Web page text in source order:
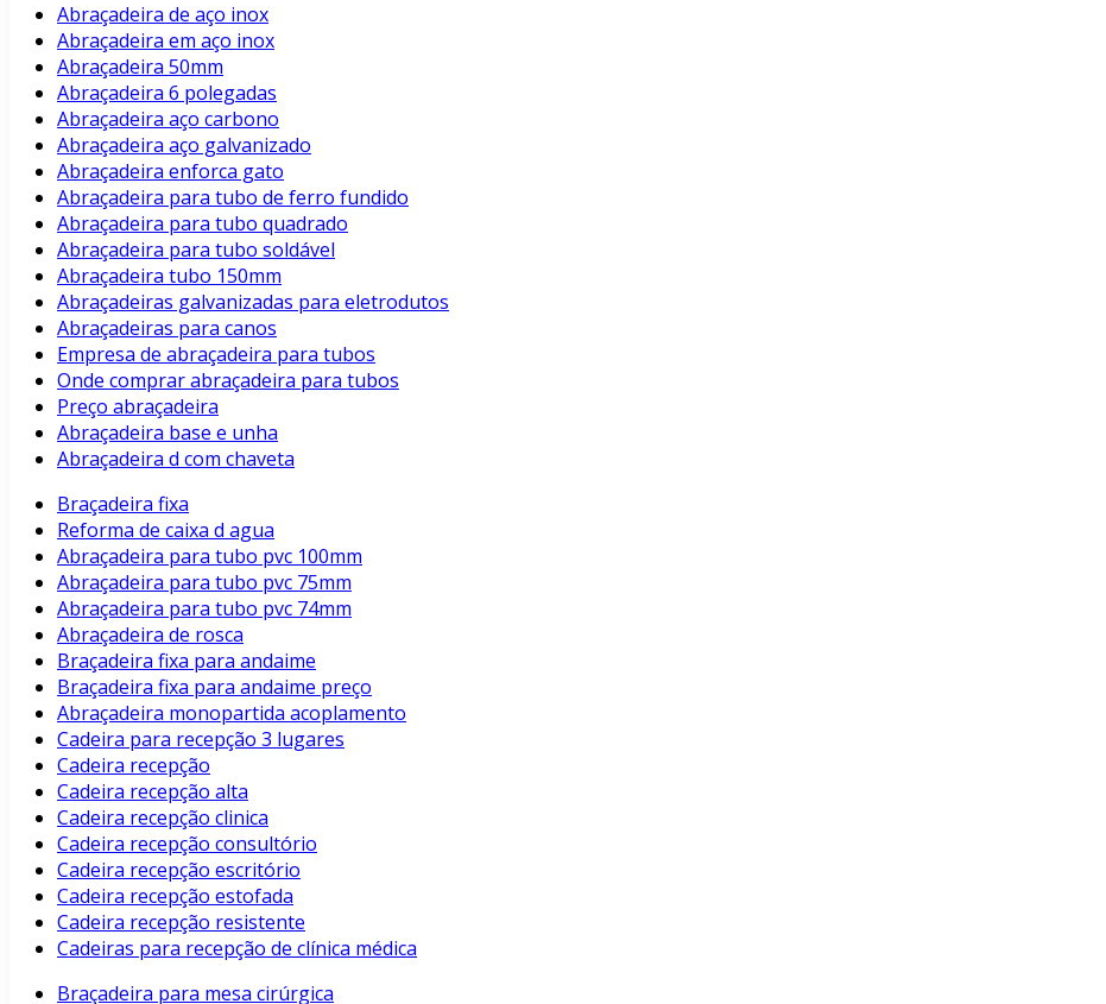
Abraçadeira de aço inox
Abraçadeira em aço inox
Abraçadeira 50mm
Abraçadeira 6 polegadas
Abraçadeira aço carbono
Abraçadeira aço galvanizado
Abraçadeira enforca gato
Abraçadeira para tubo de ferro fundido
Abraçadeira para tubo quadrado
Abraçadeira para tubo soldável
Abraçadeira tubo 150mm
Abraçadeiras galvanizadas para eletrodutos
Abraçadeiras para canos
Empresa de abraçadeira para tubos
Onde comprar abraçadeira para tubos
Preço abraçadeira
Abraçadeira base e unha
Abraçadeira d com chaveta
Braçadeira fixa
Reforma de caixa d agua
Abraçadeira para tubo pvc 100mm
Abraçadeira para tubo pvc 75mm
Abraçadeira para tubo pvc 74mm
Abraçadeira de rosca
Braçadeira fixa para andaime
Braçadeira fixa para andaime preço
Abraçadeira monopartida acoplamento
Cadeira para recepção 3 lugares
Cadeira recepção
Cadeira recepção alta
Cadeira recepção clinica
Cadeira recepção consultório
Cadeira recepção escritório
Cadeira recepção estofada
Cadeira recepção resistente
Cadeiras para recepção de clínica médica
Braçadeira para mesa cirúrgica